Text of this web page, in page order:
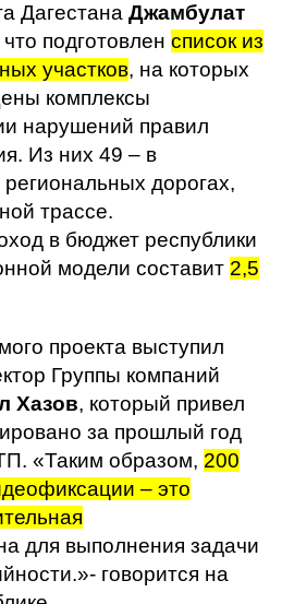
Дагестана Джамбулат
подготовлен список из
участков, на которых
комплексы
нарушений правил
Из них 49 – в
дорогах,
трассе.
в бюджет республики
модели составит 2,5
проекта выступил
Группы компаний
Хазов, который привел
за прошлый год
«Таким образом, 200
– это
для выполнения задачи
говорится на